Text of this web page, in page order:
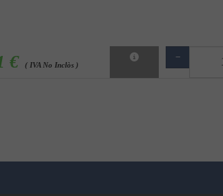
€ ( IVA No Inclòs )
−